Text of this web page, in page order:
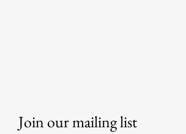
Join our mailing list